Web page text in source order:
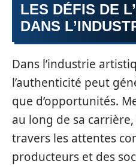
LES DÉFIS DE
DANS
Dans l’industrie
l’authenticité peut
que d’opportunités.
au long de sa
travers les attentes
producteurs et des